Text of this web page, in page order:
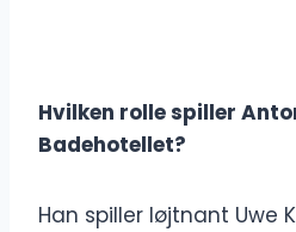
Hvilken rolle spiller
Badehotellet?
Han spiller løjtnant Uwe